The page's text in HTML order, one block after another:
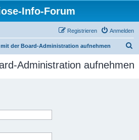
Info-Forum
Anmelden
Registrieren
der Board-Administration aufnehmen
c
Administration aufnehmen